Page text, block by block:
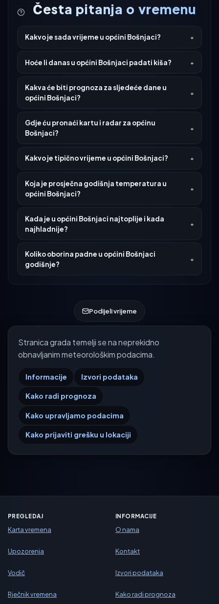
Česta pitanja o vremenu
Kakvo je sada vrijeme u općini Bošnjaci?
Hoće li danas u općini Bošnjaci padati kiša?
Kakva će biti prognoza za sljedeće dane u
općini Bošnjaci?
Gdje ću pronaći kartu i radar za općinu
Bošnjaci?
Kakvo je tipično vrijeme u općini Bošnjaci?
Koja je prosječna godišnja temperatura u
općini Bošnjaci?
Kada je u općini Bošnjaci najtoplije i kada
najhladnije?
Koliko oborina padne u općini Bošnjaci
godišnje?
Podijeli vrijeme
Stranica grada temelji se na neprekidno
obnavljanim meteorološkim podacima.
Informacije Izvori podataka
Kako radi prognoza
Kako upravljamo podacima
Kako prijaviti grešku u lokaciji
PREGLEDAJ
Karta vremena
Upozorenja
Vodič
Rječnik vremena
INFORMACIJE
O nama
Kontakt
Izvori podataka
Kako radi prognoza